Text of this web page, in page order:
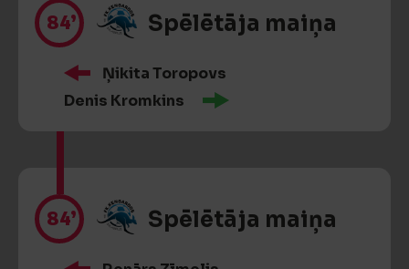
84’ Spēlētāja maiņa
Ņikita Toropovs
Denis Kromkins
84’ Spēlētāja maiņa